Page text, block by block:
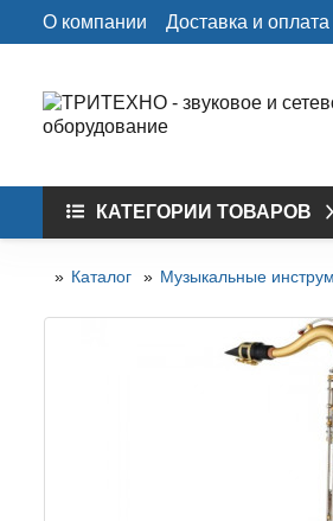
О компании Доставка и оплата
КАТЕГОРИИ ТОВАРОВ
Каталог Музыкальные